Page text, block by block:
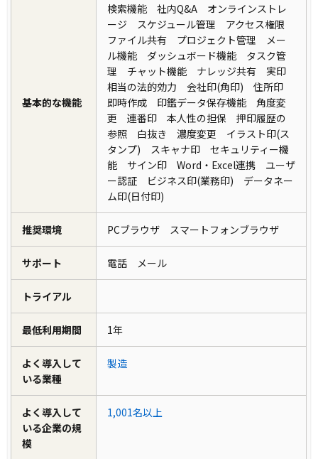
基本的な機能
検索機能 社内Q&A オンラインストレ
ージ スケジュール管理 アクセス権限
ファイル共有 プロジェクト管理 メー
ル機能 ダッシュボード機能 タスク管
理 チャット機能 ナレッジ共有 実印
相当の法的効力 会社印(角印) 住所印
即時作成 印鑑データ保存機能 角度変
更 連番印 本人性の担保 押印履歴の
参照 白抜き 濃度変更 イラスト印(ス
タンプ) スキャナ印 セキュリティー機
能 サイン印 Word・Excel連携 ユーザ
ー認証 ビジネス印(業務印) データネー
ム印(日付印)
推奨環境 PCブラウザ スマートフォンブラウザ
サポート 電話 メール
トライアル
最低利用期間 1年
よく導入して
いる業種
製造
よく導入して
いる企業の規
模
1,001名以上